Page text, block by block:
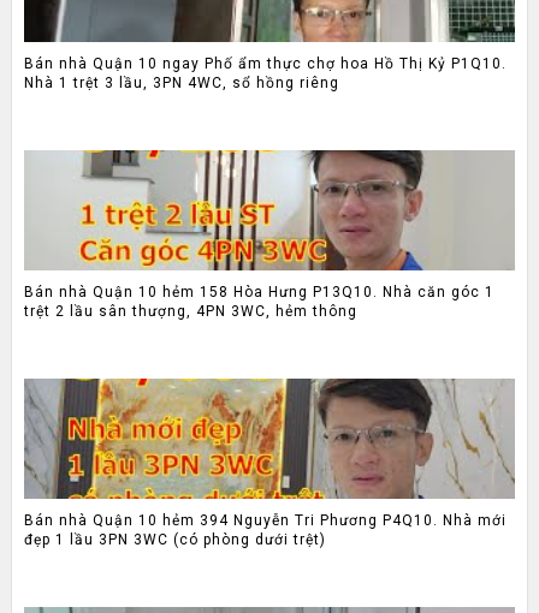
Bán nhà Quận 10 ngay Phố ẩm thực chợ hoa Hồ Thị Kỷ P1Q10.
Nhà 1 trệt 3 lầu, 3PN 4WC, sổ hồng riêng
Bán nhà Quận 10 hẻm 158 Hòa Hưng P13Q10. Nhà căn góc 1
trệt 2 lầu sân thượng, 4PN 3WC, hẻm thông
Bán nhà Quận 10 hẻm 394 Nguyễn Tri Phương P4Q10. Nhà mới
đẹp 1 lầu 3PN 3WC (có phòng dưới trệt)